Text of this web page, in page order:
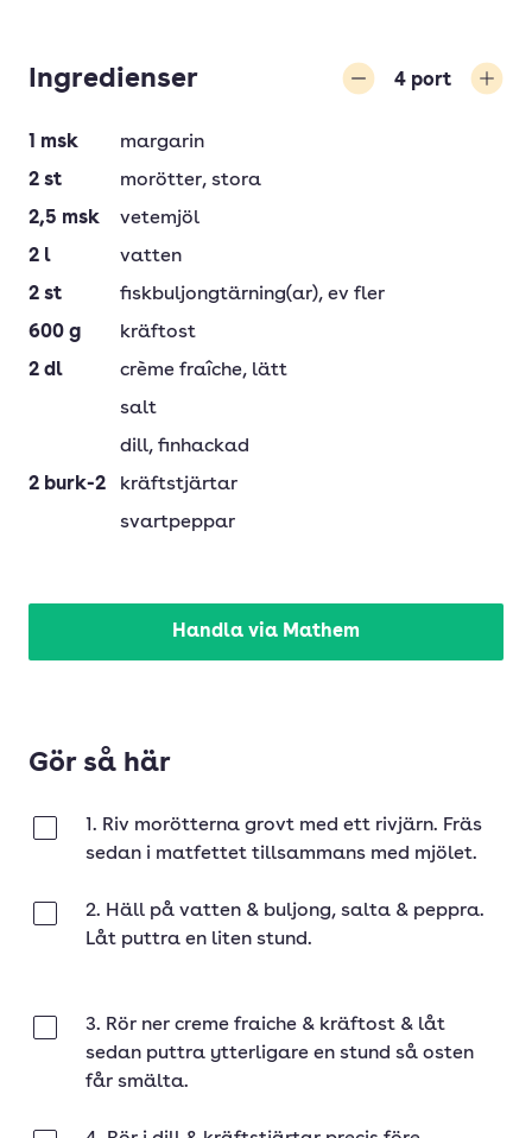
Ingredienser 4 port
1 msk
margarin
2 st morötter, stora
2,5 msk
vetemjöl
2 l
vatten
2 st fiskbuljongtärning(ar), ev fler
600 g
kräftost
2 dl crème fraîche, lätt
salt
dill, finhackad
2 burk-2
kräftstjärtar
svartpeppar
Handla via Mathem
Gör så här
1. Riv morötterna grovt med ett rivjärn. Fräs
sedan i matfettet tillsammans med mjölet.
2. Häll på vatten & buljong, salta & peppra.
Låt puttra en liten stund.
3. Rör ner creme fraiche & kräftost & låt
sedan puttra ytterligare en stund så osten
får smälta.